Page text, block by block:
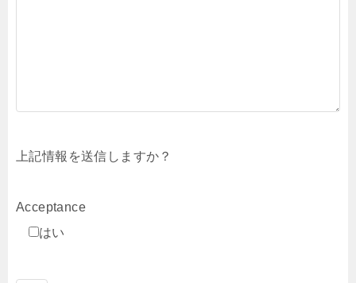
上記情報を送信しますか？
Acceptance
はい